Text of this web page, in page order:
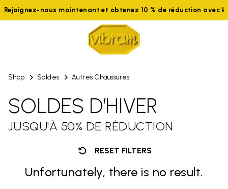
Rejoignez-nous maintenant et obtenez 10 % de réduction avec le
Shop Soldes Autres Chaussures
SOLDES D’HIVER
JUSQU'À 50% DE RÉDUCTION
RESET FILTERS
Unfortunately, there is no result.